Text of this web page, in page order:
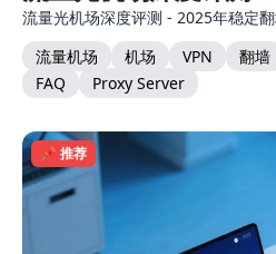
流量光机场深度评测 - 2025年稳定
流量机场
机场 VPN 翻墙
FAQ
Proxy Server
📌 推荐